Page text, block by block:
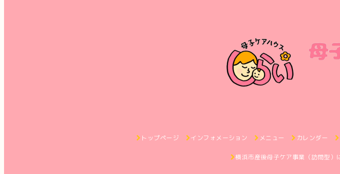
トップページ インフォメーション メニュー カレンダー
横浜市産後母子ケア事業（訪問型）